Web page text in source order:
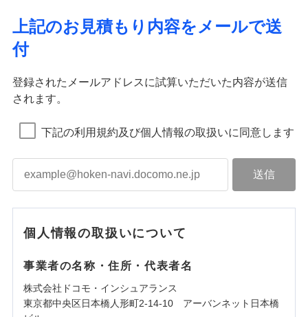
上記のお見積もり内容をメールで送
付
登録されたメールアドレスに試算いただいた内容が送信
されます。
下記の利用規約及び個人情報の取扱いに同意します
個人情報の取扱いについて
事業者の名称・住所・代表者名
株式会社ドコモ・インシュアランス
東京都中央区日本橋人形町2-14-10 アーバンネット日本橋